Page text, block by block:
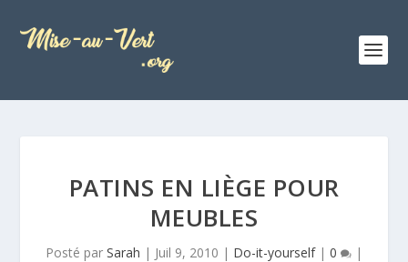
PATINS EN LIÈGE POUR
MEUBLES
Posté par Sarah | Juil 9, 2010 | Do-it-yourself| 0 |